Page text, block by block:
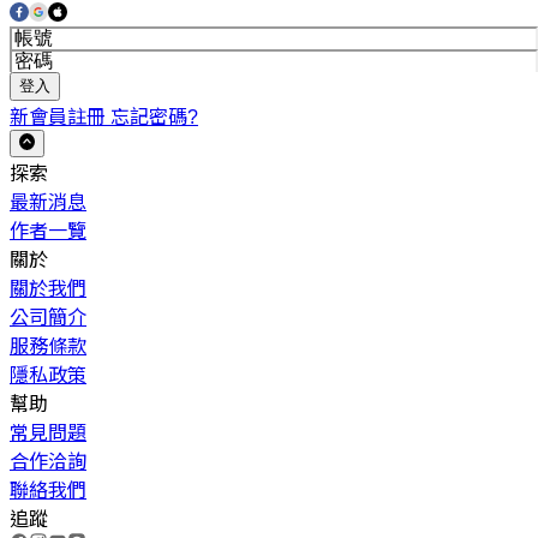
登入
新會員註冊 忘記密碼?
探索
最新消息
作者一覽
關於
關於我們
公司簡介
服務條款
隱私政策
幫助
常見問題
合作洽詢
聯絡我們
追蹤